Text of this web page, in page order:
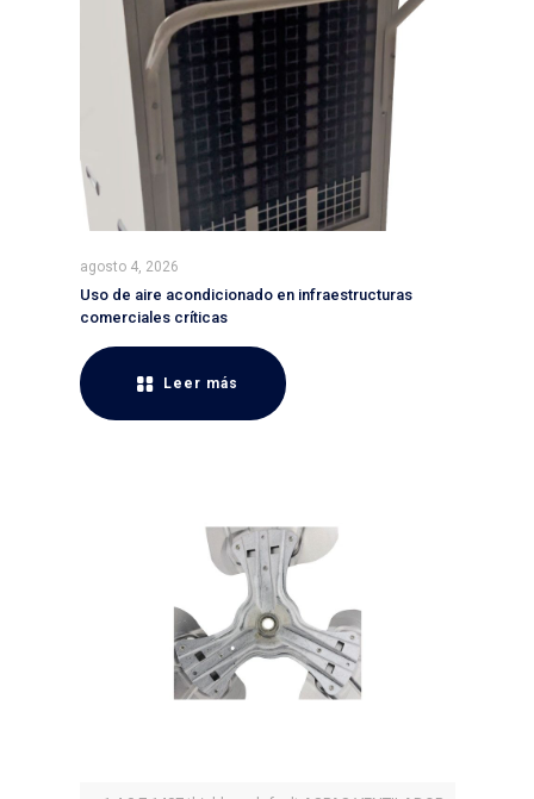
agosto 4, 2026
Uso de aire acondicionado en infraestructuras
comerciales críticas
Leer más